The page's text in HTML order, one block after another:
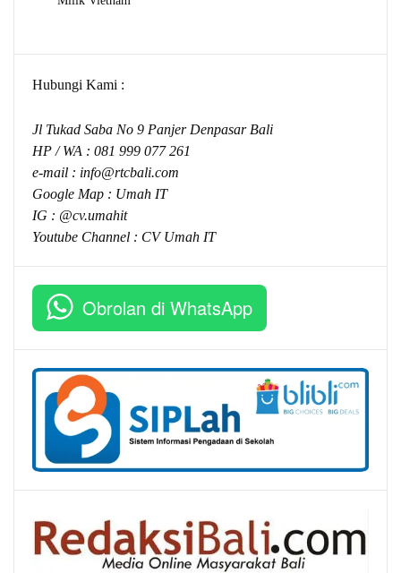
Hubungi Kami :
Jl Tukad Saba No 9 Panjer Denpasar Bali
HP / WA : 081 999 077 261
e-mail : info@rtcbali.com
Google Map : Umah IT
IG : @cv.umahit
Youtube Channel : CV Umah IT
Obrolan di WhatsApp